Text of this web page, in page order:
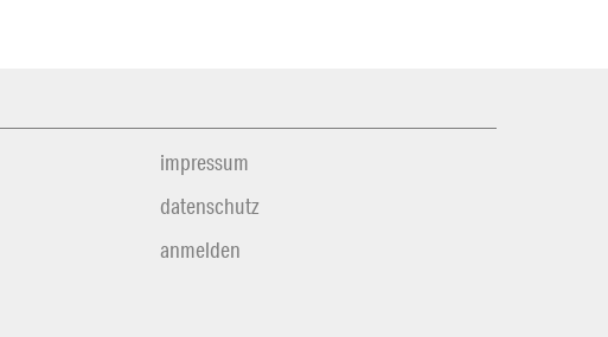
impressum
datenschutz
anmelden